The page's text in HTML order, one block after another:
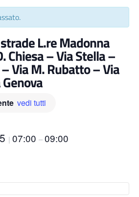
L.re Madonna
Chiesa – Via Stella –
Via M. Rubatto – Via
vedi tutti
| 07:00 –09:00